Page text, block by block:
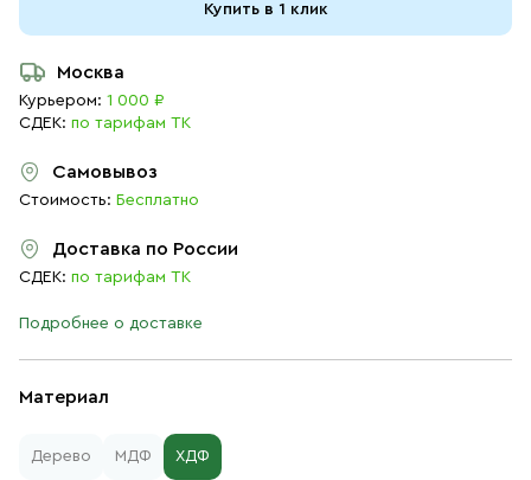
Материал
Дерево МДФ ХДФ
Купить в 1 клик
Москва
Курьером: 1 000 ₽
СДЕК: по тарифам ТК
Самовывоз
Стоимость: Бесплатно
Доставка по России
СДЕК: по тарифам ТК
Подробнее о доставке